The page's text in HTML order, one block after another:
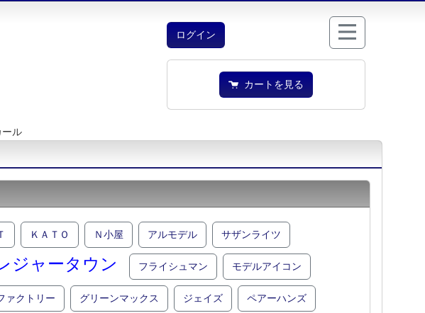
ログイン
カートを見る
ル
ＫＡＴＯ Ｎ小屋 アルモデル サザンライツ
ジャータウン フライシュマン モデルアイコン
ァクトリー グリーンマックス ジェイズ ペアーハンズ